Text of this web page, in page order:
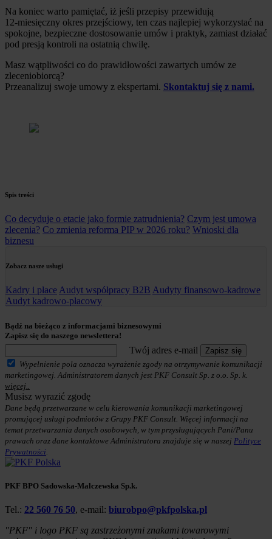
Na koniec warto pamiętać, iż jeśli przepisy przewidują
12‑miesięczny okres przejściowy, ten czas najlepiej wykorzystać na
spokojne, bezpieczne dostosowanie umów i praktyk, zamiast działać
pod presją kontroli na ostatnią chwilę.
Masz wątpliwości co do prawidłowości zawartych umów ze
zleceniobiorcą?
Przeanalizuj swoje umowy z ekspertami. Skontaktuj się z nami.
Spis treści
Co decyduje o etacie jako formie zatrudnienia? Czym jest umowa
zlecenia? Co zmienia reforma PIP w 2026 roku? Wnioski dla
biznesu
Zobacz nasze usługi
Kadry i płace Audyt współpracy B2B Audyty finansowo-kadrowe
Audyt kadrowo-płacowy
Bądź na bieżąco z informacjami biznesowymi
Zapisz się do naszego newslettera!
Twój adres e-mail
Zapisz się
Wypełnienie pola oznacza wyrażenie zgody na otrzymywanie komunikacji
marketingowej. Administratorem danych jest PKF Consult Sp. z o.o. Sp. k.
więcej..
Musisz wyrazić zgodę
Dane będą przetwarzane w celu kierowania komunikacji marketingowej
promującej usługi podmiotów z Grupy PKF Consult. Więcej informacji na
temat przetwarzania danych osobowych, w tym przysługujących Pani/Panu
prawach oraz dane kontaktowe Administratora znajduje się w naszej Polityce
Prywatności
PKF BPO Sadowska-Malczewska Sp.k.
Tel.: 22 560 76 50, e-mail: biurobpo@pkfpolska.pl
"PKF" i logo PKF są zastrzeżonymi znakami towarowymi